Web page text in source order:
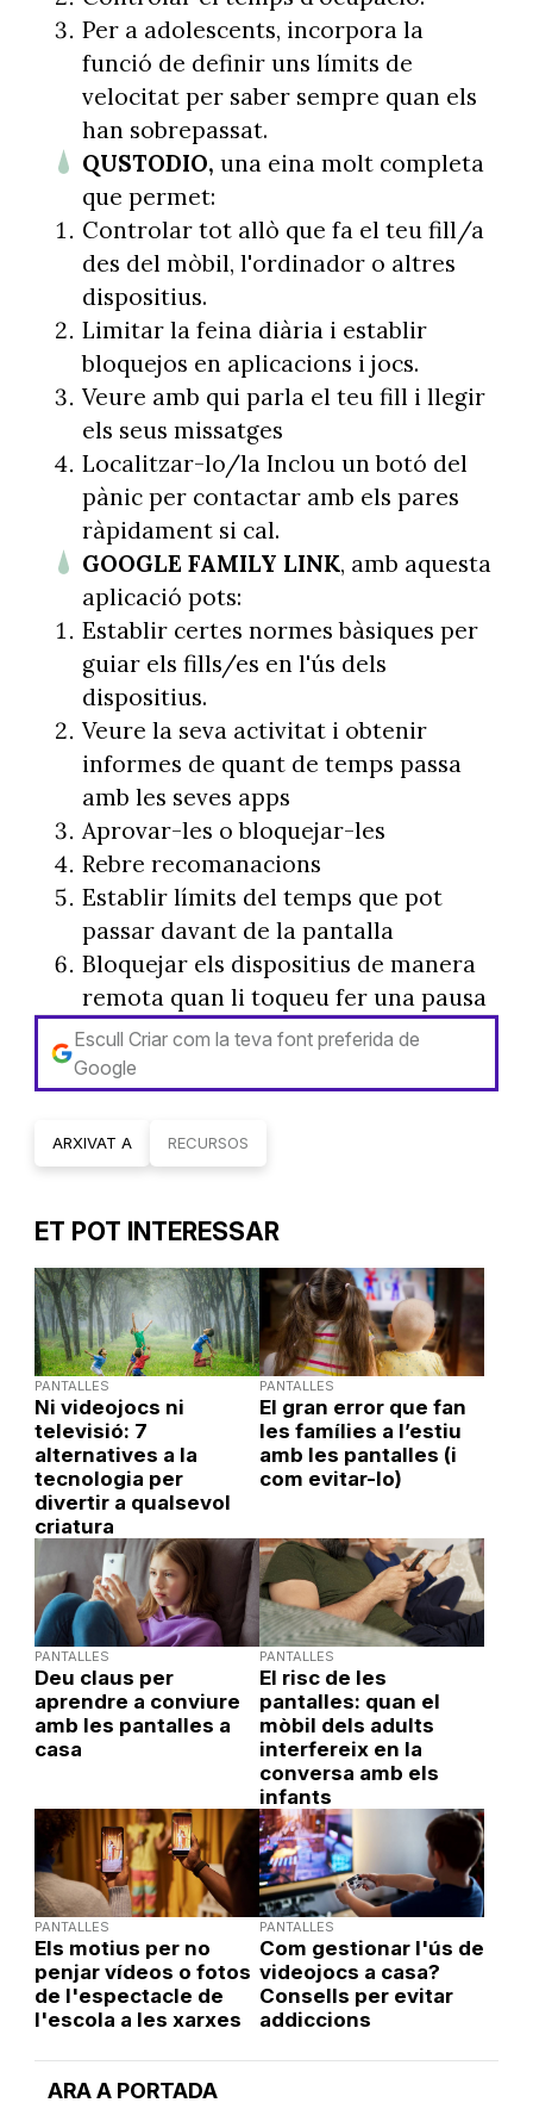
ARA A PORTADA
Per a adolescents, incorpora la
funció de definir uns límits de
velocitat per saber sempre quan els
han sobrepassat.
QUSTODIO, una eina molt completa
que permet:
Controlar tot allò que fa el teu fill/a
des del mòbil, l'ordinador o altres
dispositius.
Limitar la feina diària i establir
bloquejos en aplicacions i jocs.
Veure amb qui parla el teu fill i llegir
els seus missatges
Localitzar-lo/la Inclou un botó del
pànic per contactar amb els pares
ràpidament si cal.
GOOGLE FAMILY LINK, amb aquesta
aplicació pots:
Establir certes normes bàsiques per
guiar els fills/es en l'ús dels
dispositius.
Veure la seva activitat i obtenir
informes de quant de temps passa
amb les seves apps
Aprovar-les o bloquejar-les
Rebre recomanacions
Establir límits del temps que pot
passar davant de la pantalla
Bloquejar els dispositius de manera
remota quan li toqueu fer una pausa
Escull Criar com la teva font preferida de
Google
ARXIVAT A RECURSOS
ET POT INTERESSAR
PANTALLES
Ni videojocs ni
televisió: 7
alternatives a la
tecnologia per
divertir a qualsevol
criatura
PANTALLES
El gran error que fan
les famílies a l’estiu
amb les pantalles (i
com evitar-lo)
PANTALLES
Deu claus per
aprendre a conviure
amb les pantalles a
casa
PANTALLES
El risc de les
pantalles: quan el
mòbil dels adults
interfereix en la
conversa amb els
infants
PANTALLES
Els motius per no
penjar vídeos o fotos
de l'espectacle de
l'escola a les xarxes
PANTALLES
Com gestionar l'ús de
videojocs a casa?
Consells per evitar
addiccions